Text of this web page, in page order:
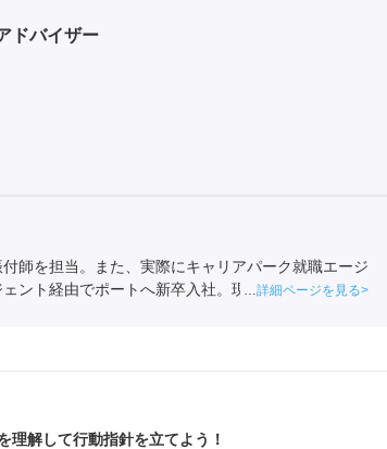
ドバイザー
師を担当。また、実際にキャリアパーク就職エージ
ント経由でポートへ新卒入社。現在は関西の学生へ
詳細ページを見る
理解して行動指針を立てよう！